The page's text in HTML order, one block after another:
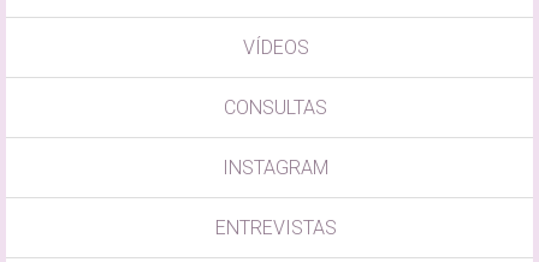
VÍDEOS
CONSULTAS
INSTAGRAM
ENTREVISTAS